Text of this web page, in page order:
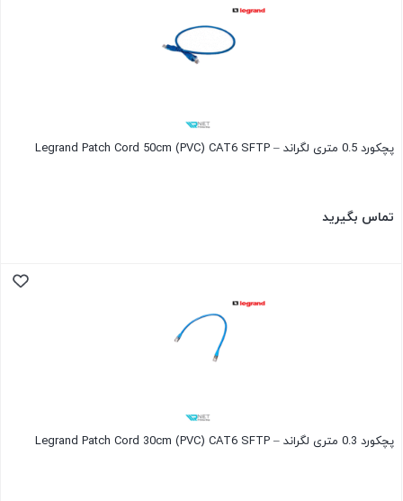
پچکورد 0.5 متری لگراند – Legrand Patch Cord 50cm (PVC) CAT6 SFTP
تماس بگیرید
پچکورد 0.3 متری لگراند – Legrand Patch Cord 30cm (PVC) CAT6 SFTP